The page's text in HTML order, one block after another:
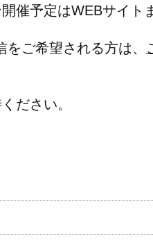
催予定はWEBサイト
ご希望される方は、
ださい。